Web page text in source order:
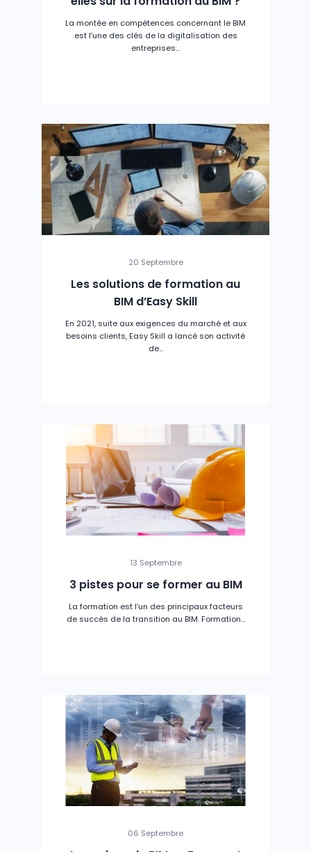
La montée en compétences concernant le BIM
est l’une des clés de la digitalisation des
entreprises...
20 Septembre
Les solutions de formation au
BIM d’Easy Skill
En 2021, suite aux exigences du marché et aux
besoins clients, Easy Skill a lancé son activité
de...
13 Septembre
3 pistes pour se former au BIM
La formation est l’un des principaux facteurs
de succès de la transition au BIM. Formation...
06 Septembre